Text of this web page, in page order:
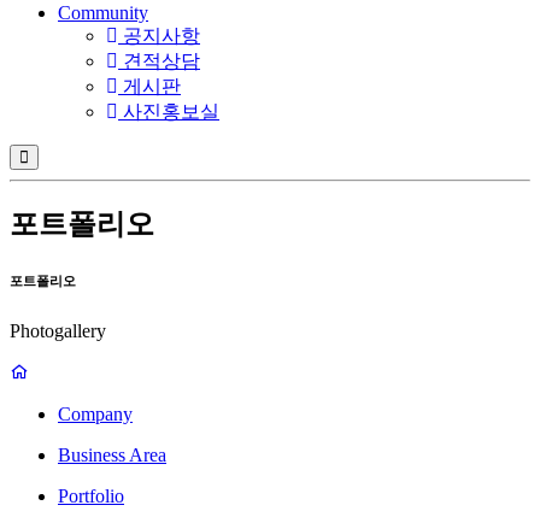
Community
공지사항
견적상담
게시판
사진홍보실
포트폴리오
포트폴리오
Photogallery
Company
Business Area
Portfolio